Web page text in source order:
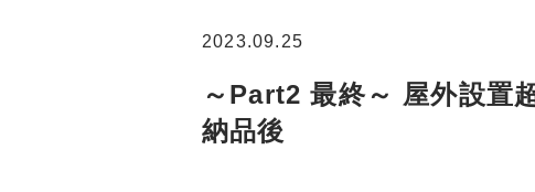
2023.09.25
～Part2 最終～ 屋外設置
納品後